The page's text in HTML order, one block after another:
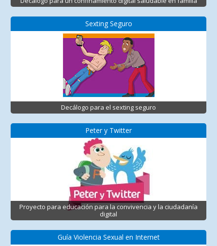
Sexting Seguro
Decálogo para el sexting seguro
Peter y Twitter
Proyecto para educación para la convivencia y la ciudadanía
digital
Guía Violencia Sexual en Internet